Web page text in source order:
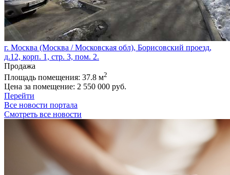
г. Москва (Москва / Московская обл), Борисовский проезд,
д.12, корп. 1, стр. 3, пом. 2.
Продажа
Площадь помещения: 37.8 м2
Цена за помещение: 2 550 000 руб.
Перейти
Все новости портала
Смотреть все новости